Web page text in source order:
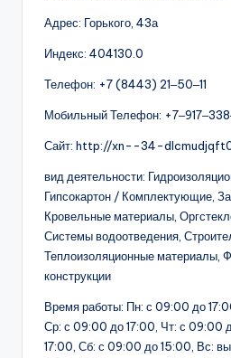
Адрес: Горького, 43а
Индекс: 404130.0
Телефон: +7 (8443) 21‒50‒11
Мобильный Телефон:
Сайт: http://xn--34-
вид деятельности:
Гипсокартон / Комплектующие,
Кровельные материалы,
Системы водоотведения,
Теплоизоляционные материалы,
конструкции
Время работы: Пн: с 09:00 до
Ср: с 09:00 до 17:00, Чт: с 09:00
17:00, Сб: с 09:00 до 15:00, Вс: